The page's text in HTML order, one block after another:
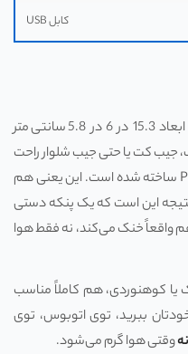
کابل USB
پنکه دستی قابل حمل شیائومی M57 ابعاد 15.3 در 6 در 5.8 سانتی‌متر
توی کیف، جیب کت یا حتی جیب شلوار راحت
جا می‌شود. بدنه آن از پلاستیک ABS و PP ساخته شده است. این یعنی هم
این است که یک پنکه دستی
واقعاً خنک می‌کند، نه فقط هوا
یا کوهنوردی، هم کاملاً مناسب
ببرید، توی اتوبوس، توی
وقتی هوا گرم می‌شود.